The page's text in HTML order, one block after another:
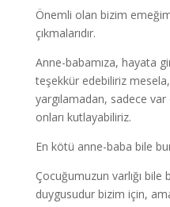
Önemli olan bizim
çıkmalarıdır.
Anne-babamıza, hayata
teşekkür edebiliriz
yargılamadan, sadece
onları kutlayabiliriz.
En kötü anne-baba bile
Çocuğumuzun varlığı bile
duygusudur bizim için,